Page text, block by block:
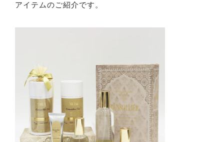
アイテムのご紹介です。